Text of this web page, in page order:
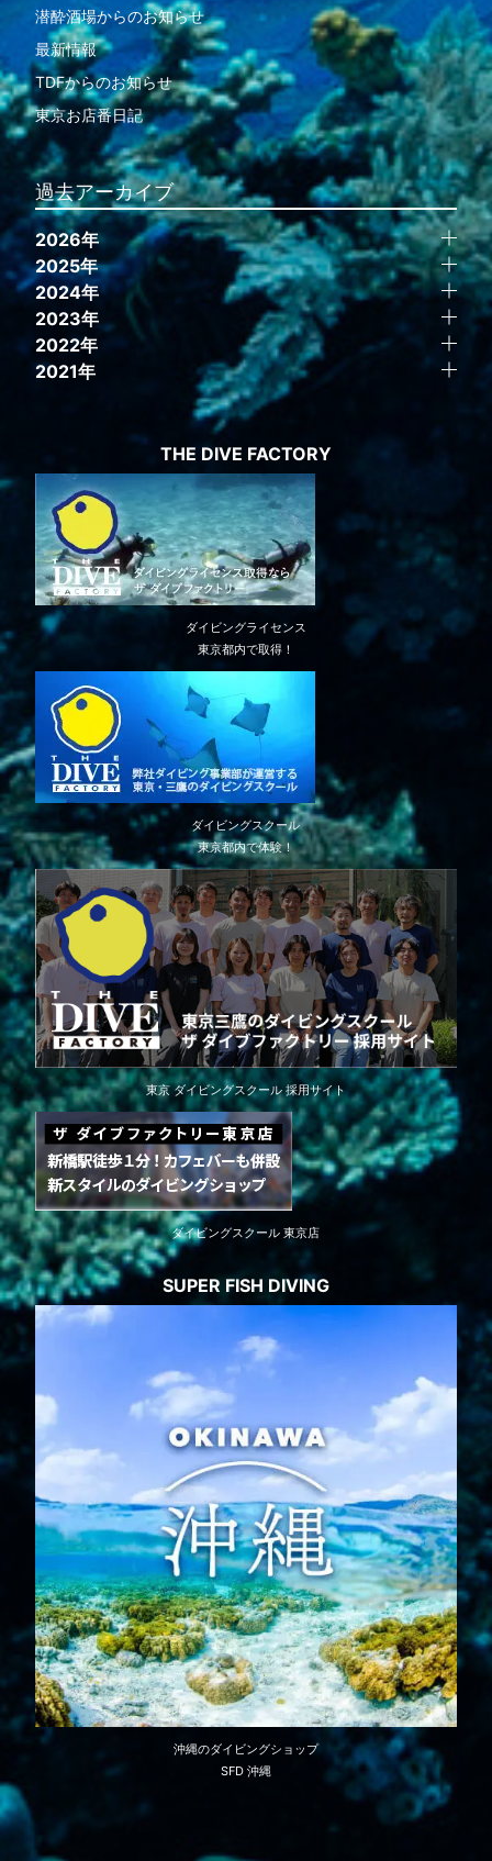
潜酔酒場からのお知らせ
最新情報
TDFからのお知らせ
東京お店番日記
過去アーカイブ
2026年
2025年
2024年
2023年
2022年
2021年
THE DIVE FACTORY
ダイビングライセンス
東京都内で取得！
ダイビングスクール
東京都内で体験！
東京 ダイビングスクール 採用サイト
ダイビングスクール 東京店
SUPER FISH DIVING
沖縄のダイビングショップ
SFD 沖縄